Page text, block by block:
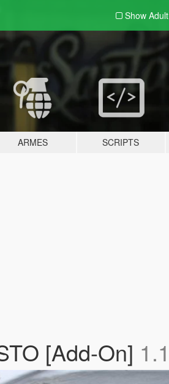
Show Adult
ARMES SCRIPTS
[Add-On] 1.1